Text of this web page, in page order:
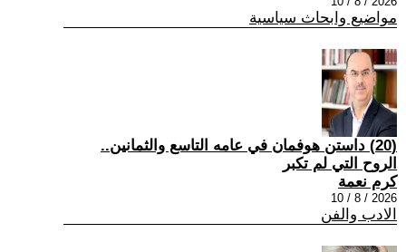
مواضيع وابحاث سياسية
(20) داستن هوفمان في عامه التاسع والثمانين..
الروح التي لم تكبر
كرم نعمة
2026 / 8 / 10
الادب والفن